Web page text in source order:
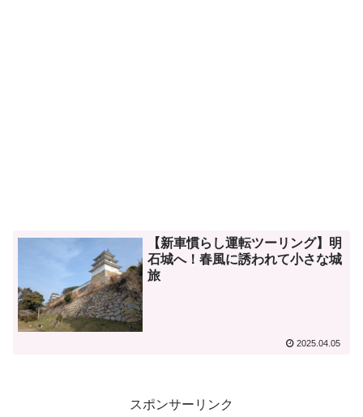
【新車慣らし運転ツーリング】明
石城へ！春風に誘われて小さな城
旅
2025.04.05
スポンサーリンク